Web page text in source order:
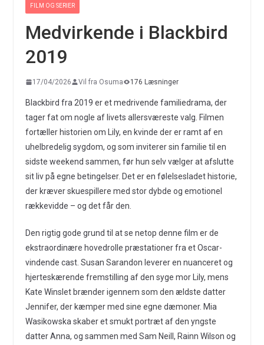
FILM OG SERIER
Medvirkende i Blackbird
2019
17/04/2026 Vil fra Osuma 176 Læsninger
Blackbird fra 2019 er et medrivende familiedrama, der
tager fat om nogle af livets allersværeste valg. Filmen
fortæller historien om Lily, en kvinde der er ramt af en
uhelbredelig sygdom, og som inviterer sin familie til en
sidste weekend sammen, før hun selv vælger at afslutte
sit liv på egne betingelser. Det er en følelsesladet historie,
der kræver skuespillere med stor dybde og emotionel
rækkevidde – og det får den.
Den rigtig gode grund til at se netop denne film er de
ekstraordinære hovedrolle præstationer fra et Oscar-
vindende cast. Susan Sarandon leverer en nuanceret og
hjerteskærende fremstilling af den syge mor Lily, mens
Kate Winslet brænder igennem som den ældste datter
Jennifer, der kæmper med sine egne dæmoner. Mia
Wasikowska skaber et smukt portræt af den yngste
datter Anna, og sammen med Sam Neill, Rainn Wilson og